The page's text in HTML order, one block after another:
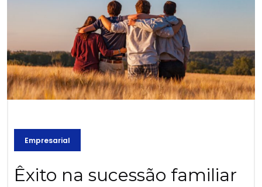
Empresarial
Êxito na sucessão familiar